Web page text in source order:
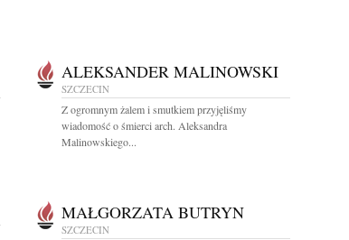
ALEKSANDER MALINOWSKI
SZCZECIN
Z ogromnym żalem i smutkiem przyjęliśmy
wiadomość o śmierci arch. Aleksandra
Malinowskiego...
MAŁGORZATA BUTRYN
SZCZECIN